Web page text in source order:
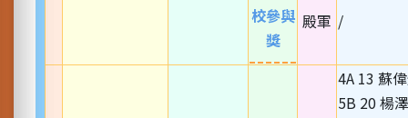
校參與
獎
殿軍 /
4A 13 蘇
5B 20 楊